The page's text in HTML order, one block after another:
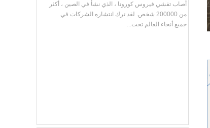
أصاب تفشي فيروس كورونا ، الذي نشأ في الصين ، أكثر
من 200000 شخص. لقد ترك انتشاره الشركات في
جميع أنحاء العالم تحت...